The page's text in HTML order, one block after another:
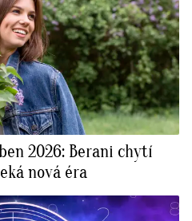
2026: Berani chytí
nová éra